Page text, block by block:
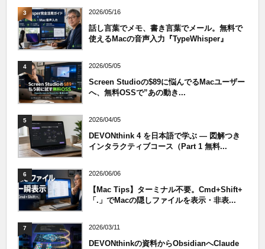
3 2026/05/16
話し言葉でメモ、書き言葉でメール。無料で
使えるMacの音声入力『TypeWhisper』
4 2026/05/05
Screen Studioの$89に悩んでるMacユーザー
へ、無料OSSで”あの動き...
5 2026/04/05
DEVONthink 4 を日本語で学ぶ — 図解つき
インタラクティブコース（Part 1 無料...
6 2026/06/06
【Mac Tips】ターミナル不要。Cmd+Shift+
「.」でMacの隠しファイルを表示・非表...
7 2026/03/11
DEVONthinkの資料からObsidianへClaude